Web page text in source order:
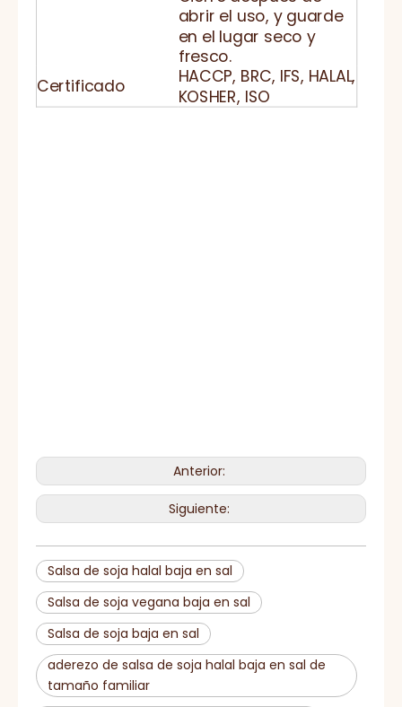
abrir el uso, y guarde
en el lugar seco y
fresco.
Certificado HACCP, BRC, IFS, HALAL,
KOSHER, ISO
Anterior:
Siguiente:
Salsa de soja halal baja en sal
Salsa de soja vegana baja en sal
Salsa de soja baja en sal
aderezo de salsa de soja halal baja en sal de
tamaño familiar